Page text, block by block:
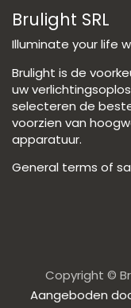
Brulight SRL
Illuminate your life
Brulight is de
uw
selecteren de
voorzien van
apparatuur.
General terms of
Copyright ©
Aangeboden